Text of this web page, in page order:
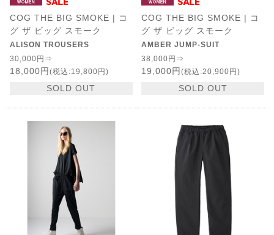
COG THE BIG SMOKE | コ
グ ザ ビッグ スモーク
ALISON TROUSERS
30,000円⇒
18,000円 (税込:19,800円)
SOLD OUT
COG THE BIG SMOKE | コ
グ ザ ビッグ スモーク
AMBER JUMP-SUIT
38,000円⇒
19,000円 (税込:20,900円)
SOLD OUT